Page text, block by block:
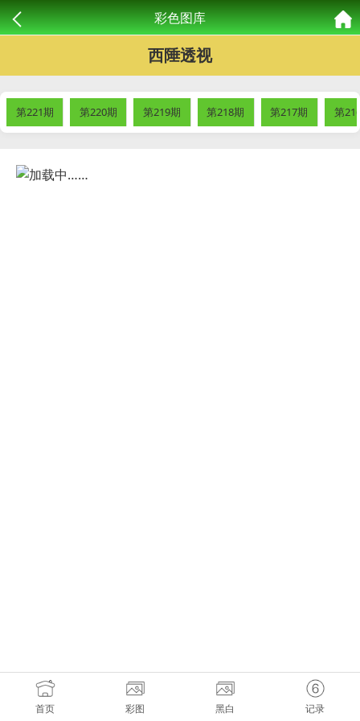
彩色图库
西陲透视
第221期 第220期 第219期 第218期 第217期 第
首页 彩图 黑白 记录